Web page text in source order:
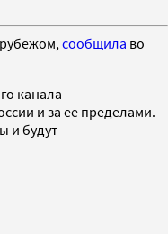
сообщила во
канала
и за ее пределами.
и будут